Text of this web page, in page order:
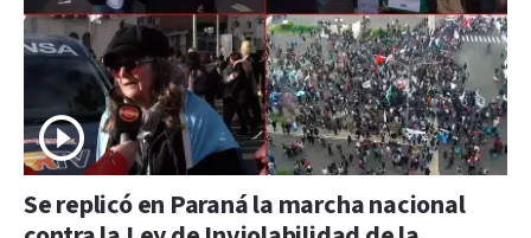
Se replicó en Paraná la marcha nacional